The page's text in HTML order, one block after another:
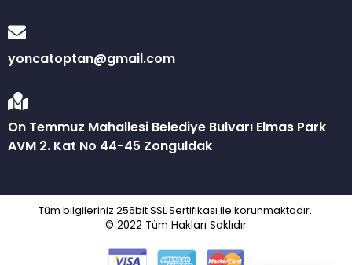
yoncatoptan@gmail.com
On Temmuz Mahallesi Belediye Bulvarı Elmas Park
AVM 2. Kat No 44-45 Zonguldak
Tüm bilgileriniz 256bit SSL Sertifikası ile korunmaktadır.
© 2022 Tüm Hakları Saklıdır